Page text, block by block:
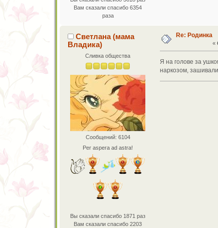
Вам сказали спасибо 6354
раза
Светлана (мама
Владика)
Сливка общества
Сообщений: 6104
Per aspera ad astra!
Вы сказали спасибо 1871 раз
Вам сказали спасибо 2203
Re: Родинка
«
Я на голове за
наркозом,